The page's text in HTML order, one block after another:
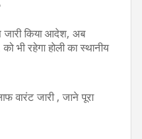
जारी किया आदेश, अब
भी रहेगा होली का स्थानीय
वारंट जारी , जाने पूरा